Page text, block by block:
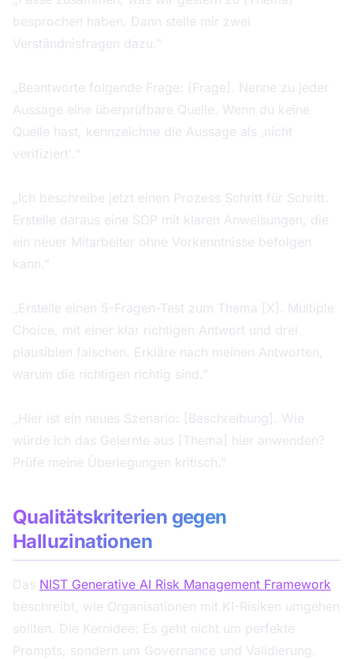
besprochen haben. Dann stelle mir zwei
Verständnisfragen dazu."
„Beantworte folgende Frage: [Frage]. Nenne zu jeder
Aussage eine überprüfbare Quelle. Wenn du keine
Quelle hast, kennzeichne die Aussage als ‚nicht
verifiziert'."
„Ich beschreibe jetzt einen Prozess Schritt für Schritt.
Erstelle daraus eine SOP mit klaren Anweisungen, die
ein neuer Mitarbeiter ohne Vorkenntnisse befolgen
kann."
„Erstelle einen 5-Fragen-Test zum Thema [X]. Multiple
Choice, mit einer klar richtigen Antwort und drei
plausiblen falschen. Erkläre nach meinen Antworten,
warum die richtigen richtig sind."
„Hier ist ein neues Szenario: [Beschreibung]. Wie
würde ich das Gelernte aus [Thema] hier anwenden?
Prüfe meine Überlegungen kritisch."
Qualitätskriterien gegen
Halluzinationen
Das NIST Generative AI Risk Management Framework
beschreibt, wie Organisationen mit KI-Risiken umgehen
sollten. Die Kernidee: Es geht nicht um perfekte
Prompts, sondern um Governance und Validierung.